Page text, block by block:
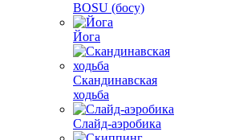
BOSU (босу)
Йога
Скандинавская
ходьба
Слайд-аэробика